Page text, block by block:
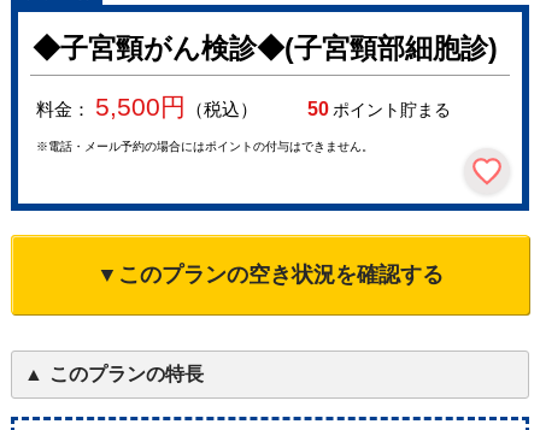
◆子宮頸がん検診◆(子宮頸部細胞診)
料金： 5,500円 （税込） 50ポイント貯まる
※電話・メール予約の場合にはポイントの付与はできません。
▼このプランの空き状況を確認する
このプランの特長